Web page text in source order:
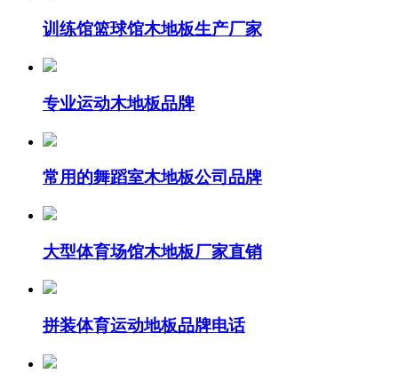
训练馆篮球馆木地板生产厂家
专业运动木地板品牌
常用的舞蹈室木地板公司品牌
大型体育场馆木地板厂家直销
拼装体育运动地板品牌电话